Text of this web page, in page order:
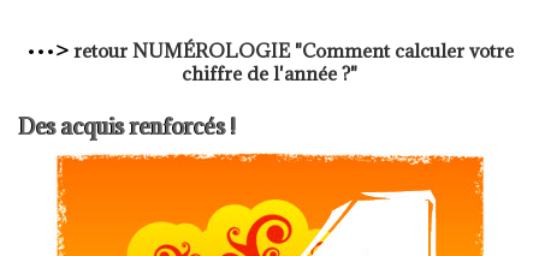
•••> retour NUMÉROLOGIE "Comment calculer votre
chiffre de l'année ?"
Des acquis renforcés !